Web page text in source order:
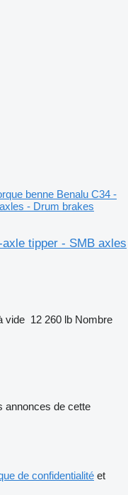
benne Benalu C34 -
- Drum brakes
tipper - SMB axles
vide 12 260 lb Nombre
annonces de cette
de confidentialité et